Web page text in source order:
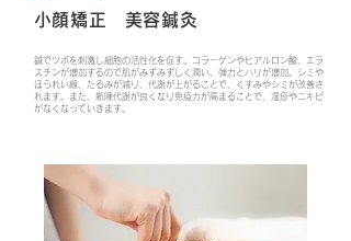
​小顔矯正 ​美容鍼灸
鍼でツボを刺激し細胞の活性化を促す。コラーゲンやヒアルロン酸、エラ
スチンが増加するので肌がみずみずしく潤い、弾力とハリが増加。シミや
ほうれい線、たるみが減り、代謝が上がることで、くすみやシミが改善さ
れます。また、新陳代謝が良くなり免疫力が高まることで、湿疹やニキビ
がなくなっていきます。